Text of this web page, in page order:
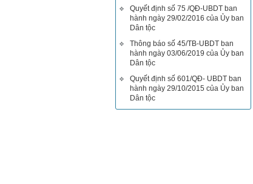
Quyết định số 75 /QĐ-UBDT ban
hành ngày 29/02/2016 của Ủy ban
Dân tộc
Thông báo số 45/TB-UBDT ban
hành ngày 03/06/2019 của Ủy ban
Dân tộc
Quyết định số 601/QĐ- UBDT ban
hành ngày 29/10/2015 của Ủy ban
Dân tộc